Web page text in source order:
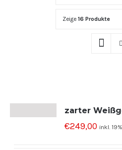
Zeige 16 Produkte
zarter
€249,00 inkl.